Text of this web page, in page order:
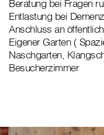
Beratung bei Fragen
Entlastung bei Demenz
Anschluss an
Eigener Garten (
Naschgarten,
Besucherzimmer